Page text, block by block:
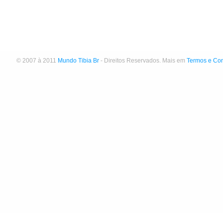
© 2007 à 2011 Mundo Tibia Br - Direitos Reservados. Mais em Termos e